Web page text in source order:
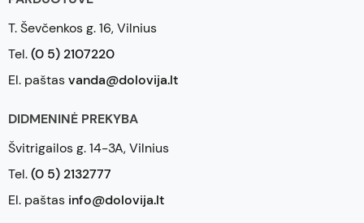
Mūsų asortimente – ne tik žirklės vaikams ir suaugusiems,
bet ir kitos mokyklinės, kanceliarinės prekės.
T. Ševčenkos g. 16, Vilnius
Tel.(0 5) 2107220
El. paštasvanda@dolovija.lt
DIDMENINĖ PREKYBA
Švitrigailos g. 14-3A, Vilnius
Tel.(0 5) 2132777
El. paštas info@dolovija.lt